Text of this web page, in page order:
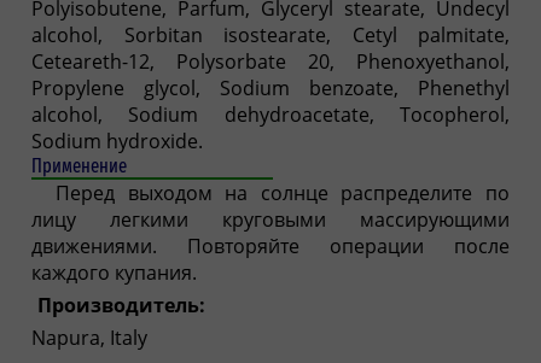
Polyisobutene, Parfum, Glyceryl stearate, Undecyl
alcohol, Sorbitan isostearate, Cetyl palmitate,
Ceteareth-12, Polysorbate 20, Phenoxyethanol,
Propylene glycol, Sodium benzoate, Phenethyl
alcohol, Sodium dehydroacetate, Tocopherol,
Sodium hydroxide.
Применение
Перед выходом на солнце распределите по
лицу легкими круговыми массирующими
движениями. Повторяйте операции после
каждого купания.
Производитель:
Napura, Italy